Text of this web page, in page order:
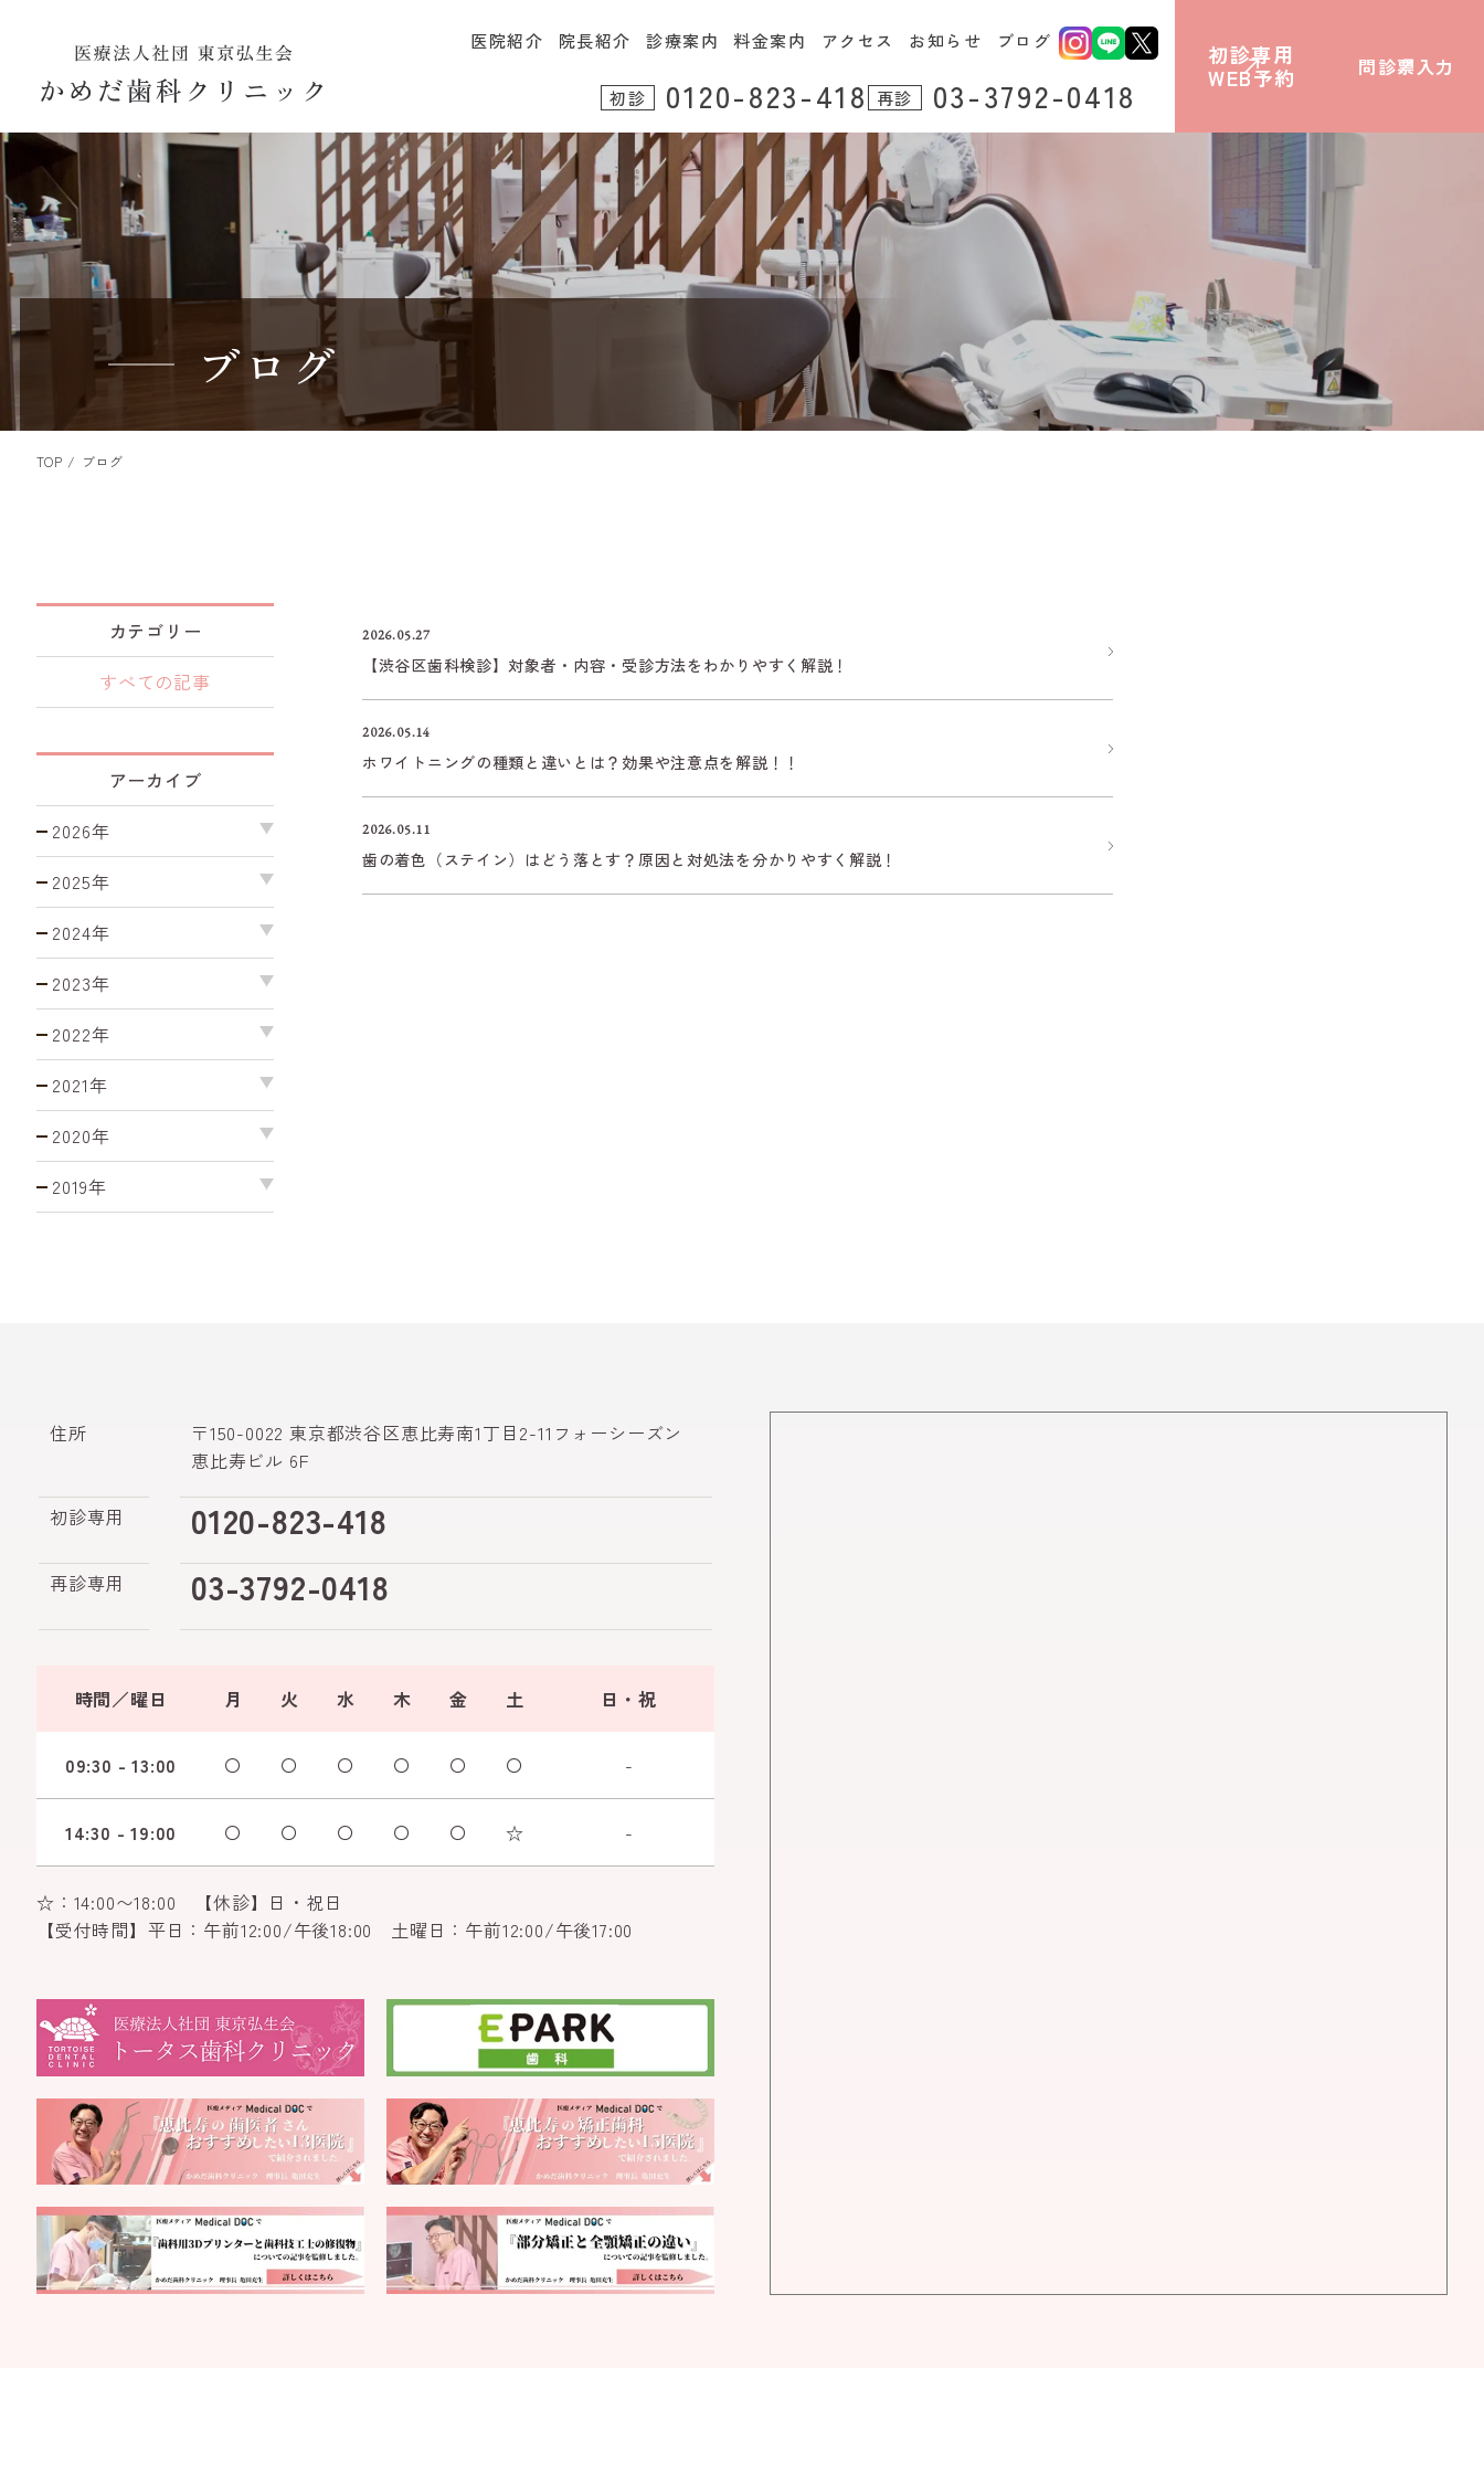
医院紹介 院長紹介 診療案内 料金案内 アクセス お知らせ ブログ
初診 0120-823-418 再診 03-3792-0418
初診専用
WEB予約
問診票入力
ブログ
TOP ブログ
カテゴリー
すべての記事
アーカイブ
2026年
2025年
2024年
2023年
2022年
2021年
2020年
2019年
2026.05.27
【渋谷区歯科検診】対象者・内容・受診方法をわかりやすく解説！
2026.05.14
ホワイトニングの種類と違いとは？効果や注意点を解説！！
2026.05.11
歯の着色（ステイン）はどう落とす？原因と対処法を分かりやすく解説！
住所
〒150-0022 東京都渋谷区恵比寿南1丁目2-11フォーシーズン
恵比寿ビル 6F
初診専用 0120-823-418
再診専用 03-3792-0418
時間／曜日 月 火 水 木 金 土 日・祝
09:30 - 13:00 〇 〇 〇 〇 〇 〇 -
14:30 - 19:00 〇 〇 〇 〇 〇 ☆ -
☆：14:00〜18:00 【休診】日・祝日
【受付時間】平日：午前12:00/午後18:00 土曜日：午前12:00/午後17:00